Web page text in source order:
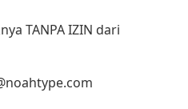
TANPA IZIN dari